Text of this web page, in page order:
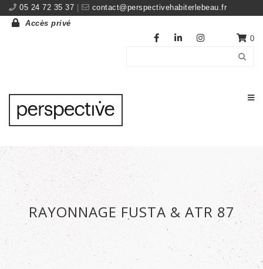
05 24 72 35 37
contact@perspectivehabiterlebeau.fr
Accès privé
0
RAYONNAGE FUSTA & ATR 87